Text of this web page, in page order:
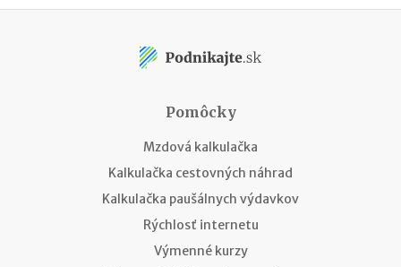
Pomôcky
Mzdová kalkulačka
Kalkulačka cestovných náhrad
Kalkulačka paušálnych výdavkov
Rýchlosť internetu
Výmenné kurzy